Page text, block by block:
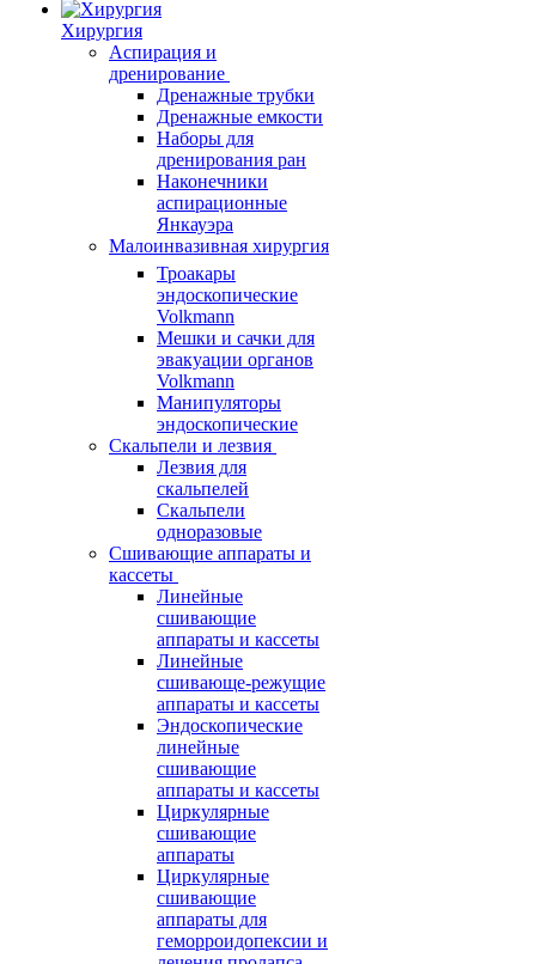
Хирургия
Аспирация и
дренирование
Дренажные трубки
Дренажные емкости
Наборы для
дренирования ран
Наконечники
аспирационные
Янкауэра
Малоинвазивная хирургия
Троакары
эндоскопические
Volkmann
Мешки и сачки для
эвакуации органов
Volkmann
Манипуляторы
эндоскопические
Скальпели и лезвия
Лезвия для
скальпелей
Скальпели
одноразовые
Сшивающие аппараты и
кассеты
Линейные
сшивающие
аппараты и кассеты
Линейные
сшивающе-режущие
аппараты и кассеты
Эндоскопические
линейные
сшивающие
аппараты и кассеты
Циркулярные
сшивающие
аппараты
Циркулярные
сшивающие
аппараты для
геморроидопексии и